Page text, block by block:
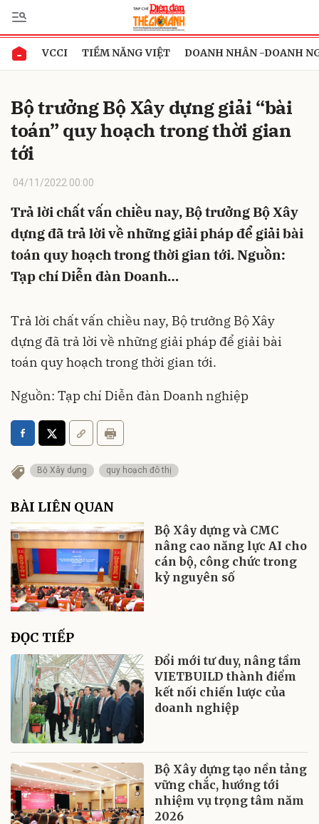
VCCI TIỀM NĂNG VIỆT DOANH NHÂN -DOANH
Bộ trưởng Bộ Xây dựng giải “bài
toán” quy hoạch trong thời gian
tới
04/11/2022 00:00
Trả lời chất vấn chiều nay, Bộ trưởng Bộ Xây
dựng đã trả lời về những giải pháp để giải bài
toán quy hoạch trong thời gian tới. Nguồn:
Tạp chí Diễn đàn Doanh…
Trả lời chất vấn chiều nay, Bộ trưởng Bộ Xây
dựng đã trả lời về những giải pháp để giải bài
toán quy hoạch trong thời gian tới.
Nguồn: Tạp chí Diễn đàn Doanh nghiệp
Bộ Xây dựng quy hoạch đô thị
BÀI LIÊN QUAN
Bộ Xây dựng và CMC
nâng cao năng lực AI cho
cán bộ, công chức trong
kỷ nguyên số
ĐỌC TIẾP
Đổi mới tư duy, nâng tầm
VIETBUILD thành điểm
kết nối chiến lược của
doanh nghiệp
Bộ Xây dựng tạo nền tảng
vững chắc, hướng tới
nhiệm vụ trọng tâm năm
2026
Gửi bình luận
Hủy Gửi